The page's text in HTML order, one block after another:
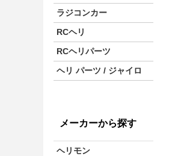
ラジコンカー
RCヘリ
RCヘリパーツ
ヘリ パーツ / ジャイロ
メーカーから探す
ヘリモン